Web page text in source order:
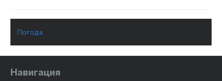
Погода
Навигация